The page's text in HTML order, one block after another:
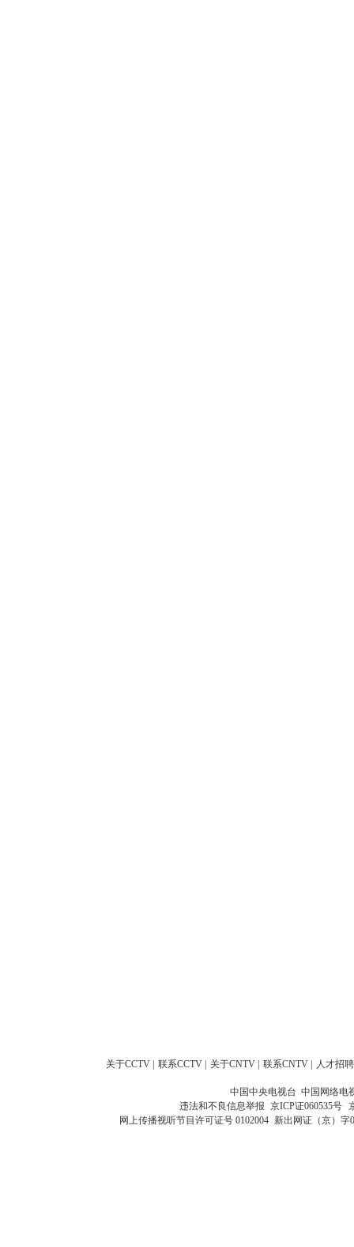
关于CCTV 联系CCTV 关于CNTV 联系CNTV 人才招聘
中国中央电视台 中国网络电
违法和不良信息举报 京ICP证060535号
网上传播视听节目许可证号 0102004 新出网证（京）